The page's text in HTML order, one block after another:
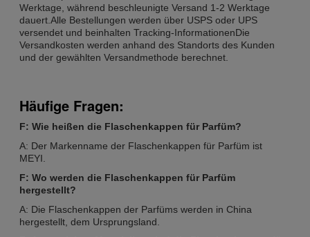
Werktage, während beschleunigte Versand 1-2 Werktage
dauert.Alle Bestellungen werden über USPS oder UPS
versendet und beinhalten Tracking-InformationenDie
Versandkosten werden anhand des Standorts des Kunden
und der gewählten Versandmethode berechnet.
Häufige Fragen:
F: Wie heißen die Flaschenkappen für Parfüm?
A: Der Markenname der Flaschenkappen für Parfüm ist
MEYI.
F: Wo werden die Flaschenkappen für Parfüm
hergestellt?
A: Die Flaschenkappen der Parfüms werden in China
hergestellt, dem Ursprungsland.